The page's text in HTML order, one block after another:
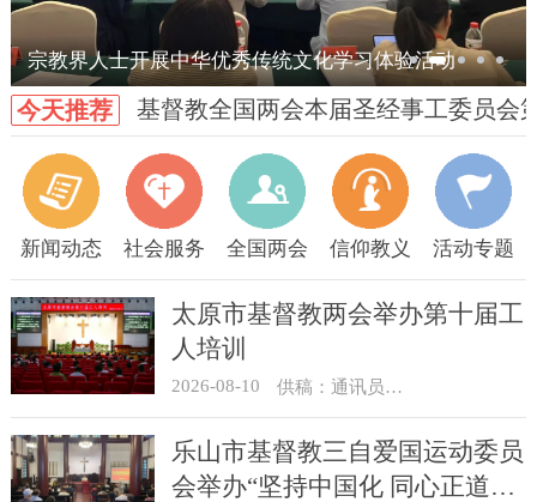
宗教界人士开展中华优秀传统文化学习体验活动
今天推荐 基督教全国两会本届圣经事工委员会
新闻动态 社会服务 全国两会 信仰教义 活动专题
太原市基督教两会举办第十届工
人培训
2026-08-10 供稿：通讯员 王建春 摄影：史爱梅
乐山市基督教三自爱国运动委员
会举办“坚持中国化 同心正道